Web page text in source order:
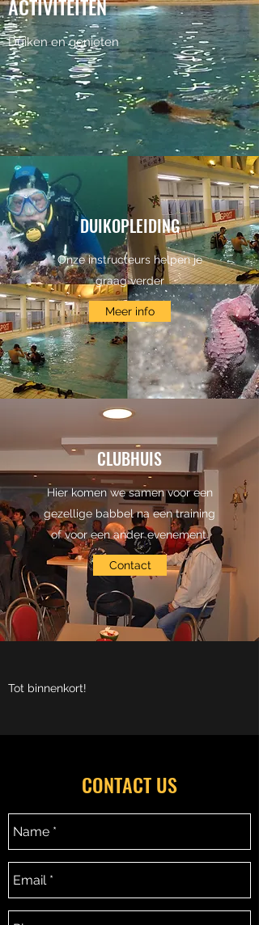
ACTIVITEITEN
Duiken en genieten
DUIKOPLEIDING
Onze instructeurs helpen je
graag verder
Meer info
CLUBHUIS
Hier komen we samen voor een
gezellige babbel na een training
of voor een ander evenement.
Contact
Tot binnenkort!
CONTACT US